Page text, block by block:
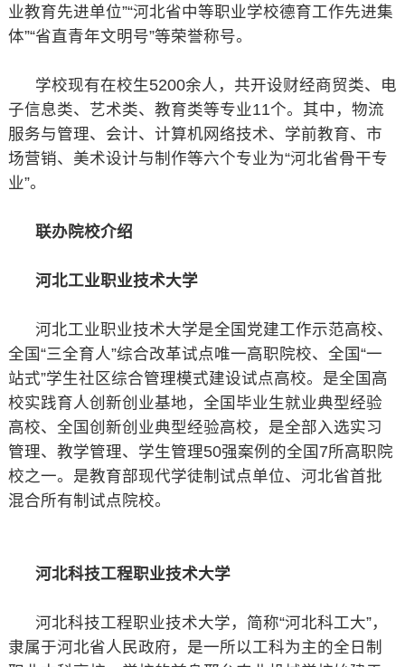
业教育先进单位”“河北省中等职业学校德育工作先进集
体”“省直青年文明号”等荣誉称号。
学校现有在校生5200余人，共开设财经商贸类、电
子信息类、艺术类、教育类等专业11个。其中，物流
服务与管理、会计、计算机网络技术、学前教育、市
场营销、美术设计与制作等六个专业为“河北省骨干专
业”。
联办院校介绍
河北工业职业技术大学
河北工业职业技术大学是全国党建工作示范高校、
全国“三全育人”综合改革试点唯一高职院校、全国“一
站式”学生社区综合管理模式建设试点高校。是全国高
校实践育人创新创业基地，全国毕业生就业典型经验
高校、全国创新创业典型经验高校，是全部入选实习
管理、教学管理、学生管理50强案例的全国7所高职院
校之一。是教育部现代学徒制试点单位、河北省首批
混合所有制试点院校。
河北科技工程职业技术大学
河北科技工程职业技术大学，简称“河北科工大”，
隶属于河北省人民政府，是一所以工科为主的全日制